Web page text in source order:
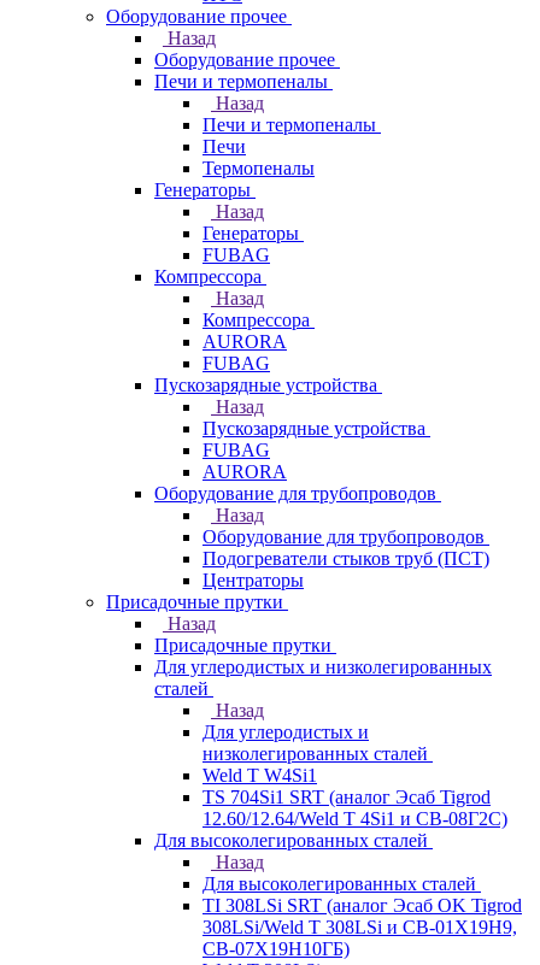
Оборудование прочее
Назад
Оборудование прочее
Печи и термопеналы
Назад
Печи и термопеналы
Печи
Термопеналы
Генераторы
Назад
Генераторы
FUBAG
Компрессора
Назад
Компрессора
AURORA
FUBAG
Пускозарядные устройства
Назад
Пускозарядные устройства
FUBAG
AURORA
Оборудование для трубопроводов
Назад
Оборудование для трубопроводов
Подогреватели стыков труб (ПСТ)
Центраторы
Присадочные прутки
Назад
Присадочные прутки
Для углеродистых и низколегированных
сталей
Назад
Для углеродистых и
низколегированных сталей
Weld T W4Si1
TS 704Si1 SRT (аналог Эсаб Tigrod
12.60/12.64/Weld T 4Si1 и СВ-08Г2С)
Для высоколегированных сталей
Назад
Для высоколегированных сталей
TI 308LSi SRT (аналог Эсаб OK Tigrod
308LSi/Weld T 308LSi и СВ-01Х19Н9,
СВ-07Х19Н10ГБ)